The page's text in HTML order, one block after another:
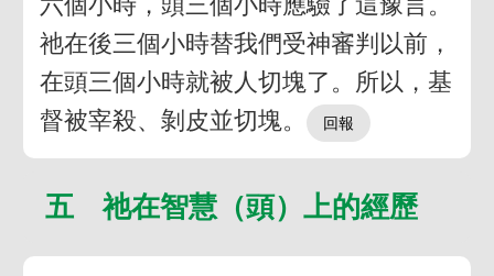
祂在後三個小時替我們受神審判以前，
在頭三個小時就被人切塊了。所以，基
督被宰殺、剝皮並切塊。
五 祂在智慧（頭）上的經歷